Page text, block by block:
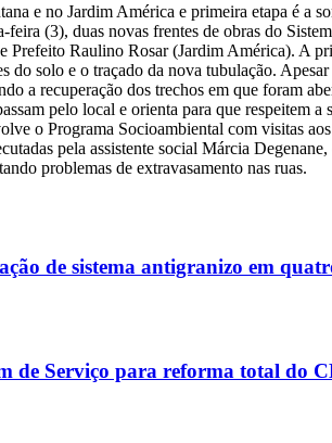
e no Jardim América e primeira etapa é a
feira (3), duas novas frentes de obras do
Prefeito Raulino Rosar (Jardim América). A
do solo e o traçado da nova tubulação.
a recuperação dos trechos em que foram
pelo local e orienta para que
o Programa Socioambiental com visitas
pela assistente social Márcia
problemas de extravasamento nas ruas.
de sistema antigranizo em
de Serviço para reforma total do